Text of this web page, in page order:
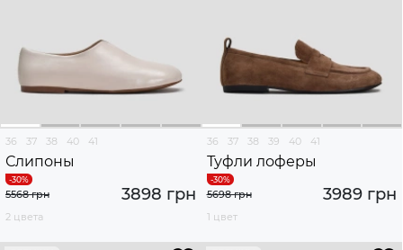
36 37 38 40 41
Слипоны
3898 грн
5568 грн
2 цвета
36 37 38 39 40 41
Туфли лоферы
3989 грн
5698 грн
1 цвет